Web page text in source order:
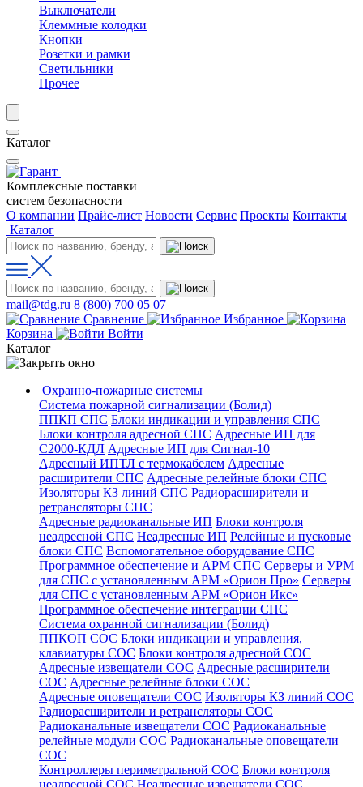
Выключатели
Клеммные колодки
Кнопки
Розетки и рамки
Светильники
Прочее
Каталог
Комплексные поставки
систем безопасности
О компании Прайс-лист Новости Сервис Проекты Контакты
Каталог
mail@tdg.ru 8 (800) 700 05 07
Сравнение
Избранное
Корзина
Войти
Каталог
Охранно-пожарные системы
Система пожарной сигнализации (Болид)
ППКП СПС Блоки индикации и управления СПС
Блоки контроля адресной СПС Адресные ИП для
С2000-КДЛ Адресные ИП для Сигнал-10
Адресный ИПТЛ с термокабелем Адресные
расширители СПС Адресные релейные блоки СПС
Изоляторы КЗ линий СПС Радиорасширители и
ретрансляторы СПС
Адресные радиоканальные ИП Блоки контроля
неадресной СПС Неадресные ИП Релейные и пусковые
блоки СПС Вспомогательное оборудование СПС
Программное обеспечение и АРМ СПС Серверы и УРМ
для СПС с установленным АРМ «Орион Про» Серверы
для СПС с установленным АРМ «Орион Икс»
Программное обеспечение интеграции СПС
Система охранной сигнализации (Болид)
ППКОП СОС Блоки индикации и управления,
клавиатуры СОС Блоки контроля адресной СОС
Адресные извещатели СОС Адресные расширители
СОС Адресные релейные блоки СОС
Адресные оповещатели СОС Изоляторы КЗ линий СОС
Радиорасширители и ретрансляторы СОС
Радиоканальные извещатели СОС Радиоканальные
релейные модули СОС Радиоканальные оповещатели
СОС
Контроллеры периметральной СОС Блоки контроля
неадресной СОС Неадресные извещатели СОС